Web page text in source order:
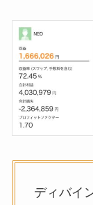
ディバイ